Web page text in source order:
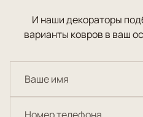
И наши декораторы
варианты ковров в ваш